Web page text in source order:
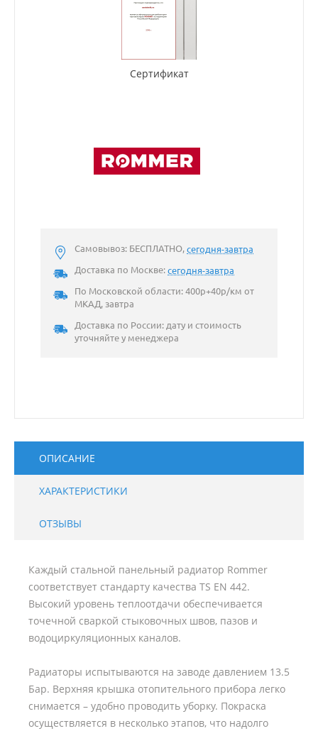
Сертификат
Самовывоз: БЕСПЛАТНО,сегодня-завтра
Доставка по Москве:сегодня-завтра
По Московской области: 400р+40р/км от
МКАД, завтра
Доставка по России: дату и стоимость
уточняйте у менеджера
ОПИСАНИЕ
ХАРАКТЕРИСТИКИ
ОТЗЫВЫ
Каждый стальной панельный радиатор Rommer
соответствует стандарту качества TS EN 442.
Высокий уровень теплоотдачи обеспечивается
точечной сваркой стыковочных швов, пазов и
водоциркуляционных каналов.
Радиаторы испытываются на заводе давлением 13.5
Бар. Верхняя крышка отопительного прибора легко
снимается – удобно проводить уборку. Покраска
осуществляется в несколько этапов, что надолго